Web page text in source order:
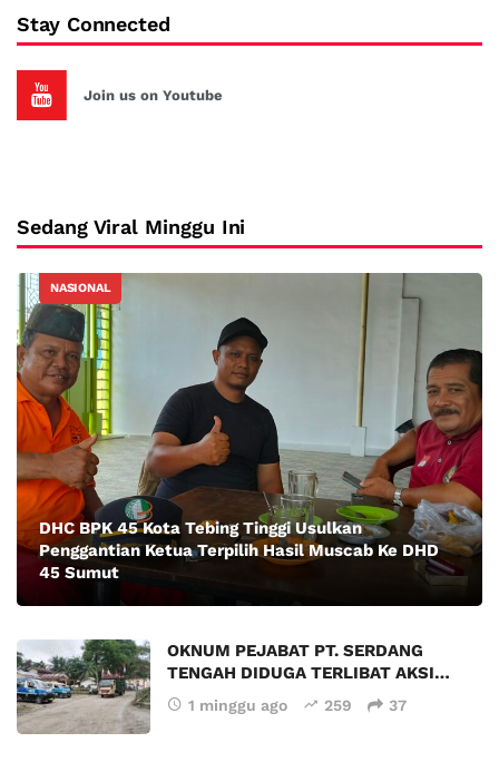
Stay Connected
Join us on Youtube
Sedang Viral Minggu Ini
NASIONAL
DHC BPK 45 Kota Tebing Tinggi Usulkan
Penggantian Ketua Terpilih Hasil Muscab Ke DHD
45 Sumut
OKNUM PEJABAT PT. SERDANG
TENGAH DIDUGA TERLIBAT AKSI…
1 minggu ago 259 37